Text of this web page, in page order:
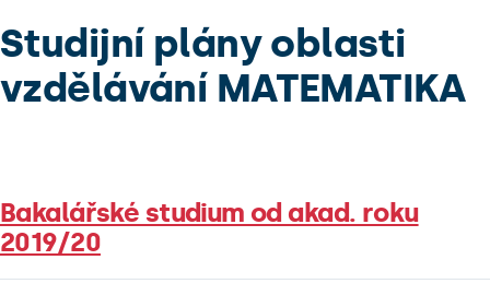
Studijní plány oblasti
vzdělávání MATEMATIKA
Bakalářské studium od akad. roku
2019/20